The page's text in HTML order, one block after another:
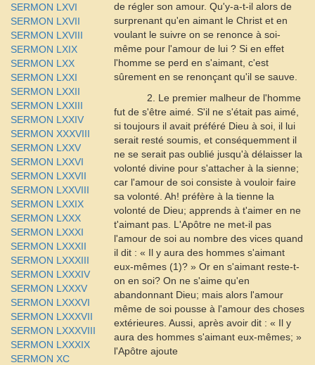
SERMON LXVI
SERMON LXVII
SERMON LXVIII
SERMON LXIX
SERMON LXX
SERMON LXXI
SERMON LXXII
SERMON LXXIII
SERMON LXXIV
SERMON XXXVIII
SERMON LXXV
SERMON LXXVI
SERMON LXXVII
SERMON LXXVIII
SERMON LXXIX
SERMON LXXX
SERMON LXXXI
SERMON LXXXII
SERMON LXXXIII
SERMON LXXXIV
SERMON LXXXV
SERMON LXXXVI
SERMON LXXXVII
SERMON LXXXVIII
SERMON LXXXIX
SERMON XC
de régler son amour. Qu'y-a-t-il alors de
surprenant qu'en aimant le Christ et en
voulant le suivre on se renonce à soi-
même pour l'amour de lui ? Si en effet
l'homme se perd en s'aimant, c'est
sûrement en se renonçant qu'il se sauve.
2. Le premier malheur de l'homme
fut de s'être aimé. S'il ne s'était pas aimé,
si toujours il avait préféré Dieu à soi, il lui
serait resté soumis, et conséquemment il
ne se serait pas oublié jusqu'à délaisser la
volonté divine pour s'attacher à la sienne;
car l'amour de soi consiste à vouloir faire
sa volonté. Ah! préfère à la tienne la
volonté de Dieu; apprends à t'aimer en ne
t'aimant pas. L'Apôtre ne met-il pas
l'amour de soi au nombre des vices quand
il dit : « Il y aura des hommes s'aimant
eux-mêmes (1)? » Or en s'aimant reste-t-
on en soi? On ne s'aime qu'en
abandonnant Dieu; mais alors l'amour
même de soi pousse à l'amour des choses
extérieures. Aussi, après avoir dit : « Il y
aura des hommes s'aimant eux-mêmes; »
l'Apôtre ajoute